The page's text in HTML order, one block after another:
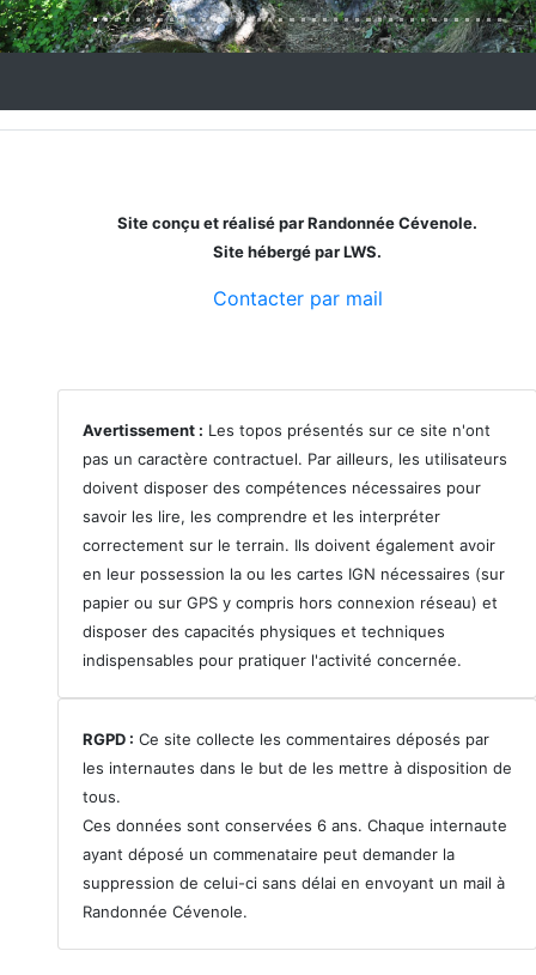
Site conçu et réalisé par Randonnée Cévenole.
Site hébergé par LWS.
Contacter par mail
Avertissement : Les topos présentés sur ce site n'ont
pas un caractère contractuel. Par ailleurs, les utilisateurs
doivent disposer des compétences nécessaires pour
savoir les lire, les comprendre et les interpréter
correctement sur le terrain. Ils doivent également avoir
en leur possession la ou les cartes IGN nécessaires (sur
papier ou sur GPS y compris hors connexion réseau) et
disposer des capacités physiques et techniques
indispensables pour pratiquer l'activité concernée.
RGPD : Ce site collecte les commentaires déposés par
les internautes dans le but de les mettre à disposition de
tous.
Ces données sont conservées 6 ans. Chaque internaute
ayant déposé un commenataire peut demander la
suppression de celui-ci sans délai en envoyant un mail à
Randonnée Cévenole.